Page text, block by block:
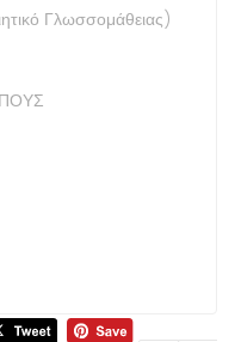
Γλωσσομάθειας)